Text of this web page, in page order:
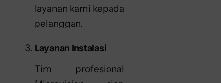
layanan kami kepada
pelanggan.
Layanan Instalasi
Tim profesional